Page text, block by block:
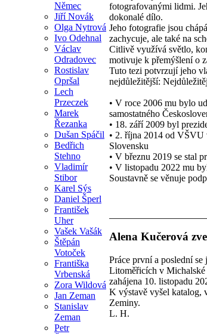
Němec
Jiří Novák
Olga Nytrová
Ivo Odehnal
Václav
Odradovec
Rostislav
Opršal
Lech
Przeczek
Marek
Řezanka
Dušan Spáčil
Bedřich
Stehno
Vladimír
Stibor
Karel Sýs
Daniel Šperl
František
Uher
Vašek Vašák
Štěpán
Votoček
Františka
Vrbenská
Zora Wildová
Jan Zeman
Stanislav
Zeman
Petr
fotografovanými lidmi.
dokonalé dílo.
Jeho fotografie jsou
zachycuje, ale také na
Citlivě využívá světlo,
motivuje k přemýšlení o
Tuto tezi potvrzují jeho
nejdůležitější:
• V roce 2006 mu bylo
samostatného
• 18. září 2009 byl
• 2. října 2014 od VŠVU
Slovensku
• V březnu 2019 se stal
• V listopadu 2022 mu
Soustavně se věnuje
Alena Kučerová
Práce první a poslední
Litoměřicích v Michalské
zahájena 10. listopadu
K výstavě vyšel katalog,
Zeminy.
L. H.